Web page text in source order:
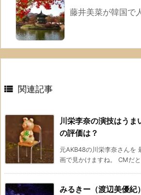
藤井美菜が韓国で
 関連記事
川栄李奈の演技はうま
の評価は？
元AKB48の川栄李奈さんを
画で見かけますね。 CMだ
みるきー（渡辺美優紀